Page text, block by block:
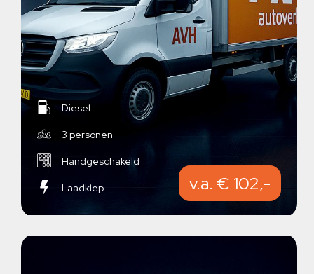
Diesel
3 personen
Handgeschakeld
Laadklep v.a. € 102,-